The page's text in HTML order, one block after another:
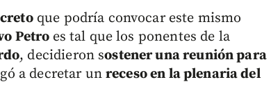
que podría convocar este mismo
Petro es tal que los ponentes de la
, decidieron sostener una reunión para
a decretar unreceso en la plenaria del